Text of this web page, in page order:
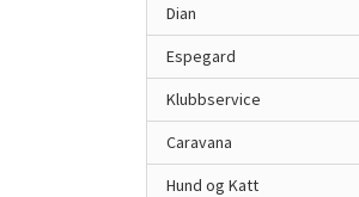
Dian
Espegard
Klubbservice
Caravana
Hund og Katt